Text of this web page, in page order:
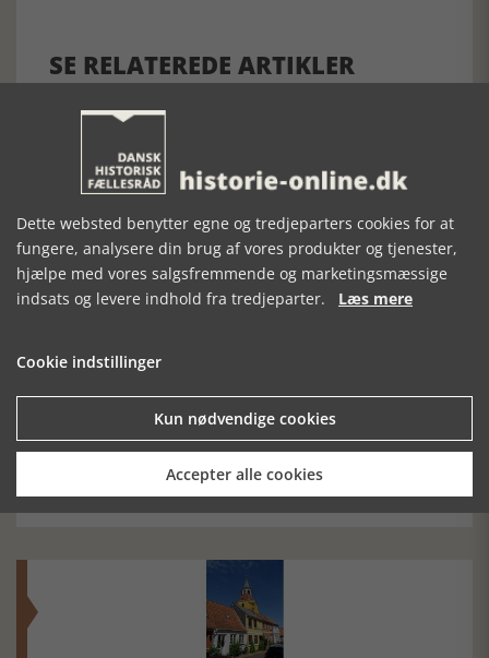
SE RELATEREDE ARTIKLER
TRUSSELSBILLEDET
KRIG & REGAN
VEST
KØBENHAVN
Mosefolket
Den største samling af moselig i verden på Museum
Silkeborg Hovedgården
Dette websted benytter egne og tredjeparters cookies for at
fungere, analysere din brug af vores produkter og tjenester,
hjælpe med vores salgsfremmende og marketingsmæssige
indsats og levere indhold fra tredjeparter. Læs mere
Cookie indstillinger
Kun nødvendige cookies
Accepter alle cookies